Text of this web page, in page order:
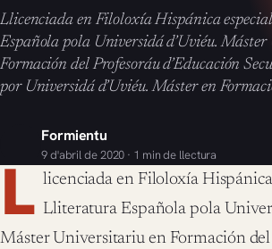
Llicenciada en Filoloxía Hispánica
Española pola Universidá d’Uviéu.
Formación del Profesoráu d’Educación
por Universidá d’Uviéu. Máster en
Formientu
9 d'abril de 2020 · 1 min de llectura
L licenciada en Filoloxía
Lliteratura Española pola
Máster Universitariu en Formación